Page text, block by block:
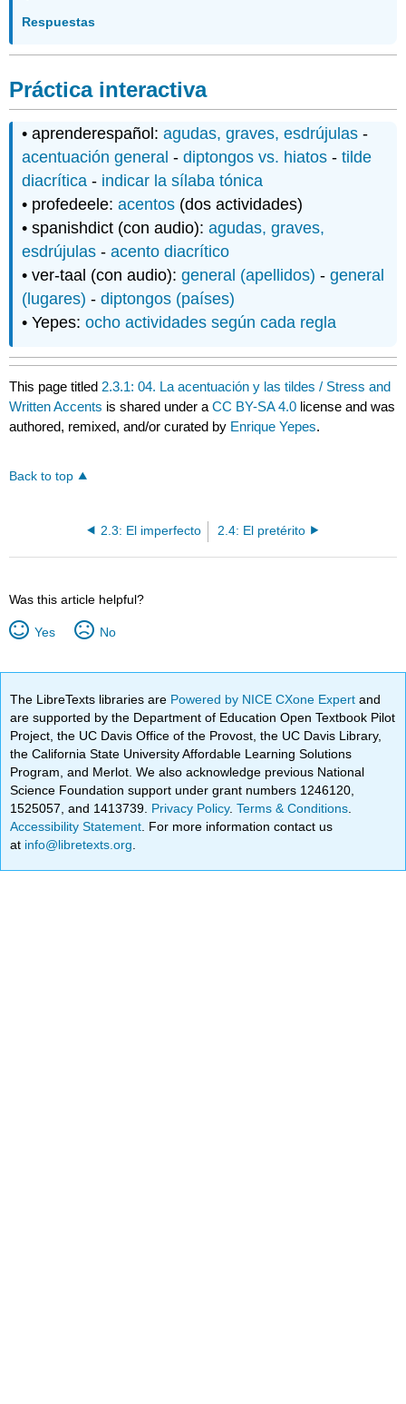
Respuestas
Práctica interactiva
• aprenderespañol:agudas, graves, esdrújulas -
acentuación general -diptongos vs. hiatos -tilde
diacrítica - indicar la sílaba tónica
• profedeele:acentos (dos actividades)
• spanishdict (con audio):agudas, graves,
esdrújulas -acento diacrítico
• ver-taal (con audio):general (apellidos) -general
(lugares) -diptongos (países)
• Yepes:ocho actividades según cada regla
This page titled 2.3.1: 04. La acentuación y las tildes / Stress and
Written Accents is shared under aCC BY-SA 4.0 license and was
authored, remixed, and/or curated by Enrique Yepes.
Back to top
2.3: El imperfecto 2.4: El pretérito
Was this article helpful?
Yes No
The LibreTexts libraries are Powered by NICE CXone Expertand
are supported by the Department of Education Open Textbook Pilot
Project, the UC Davis Office of the Provost, the UC Davis Library,
the California State University Affordable Learning Solutions
Program, and Merlot. We also acknowledge previous National
Science Foundation support under grant numbers 1246120,
1525057, and 1413739. Privacy Policy.Terms & Conditions
Accessibility Statement . For more information contact us
at info@libretexts.org